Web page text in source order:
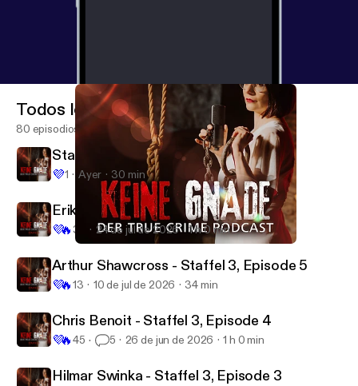
Keine Gnade
Todos los episodios
80 episodios
Staffel 3, Episode 7: Frauke Liebs
💜1 Ayer 30 min
Erika & BJ Sifrit - Staffel 3, Episode 6
💜🔥 32 24 de jul de 2026 1 h 0 min
Arthur Shawcross - Staffel 3, Episode 5
💜🔥13 10 de jul de 2026 34 min
Chris Benoit - Staffel 3, Episode 4
💜🔥45 5 26 de jun de 2026 1 h 0 min
Hilmar Swinka - Staffel 3, Episode 3